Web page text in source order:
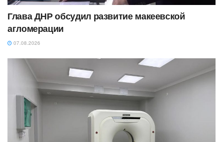
Глава ДНР обсудил развитие макеевской
агломерации
07.08.2026